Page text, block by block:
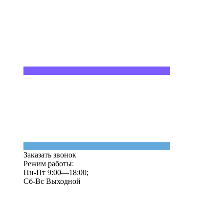
Заказать звонок
Режим работы:
Пн-Пт 9:00—18:00;
Сб-Вс Выходной